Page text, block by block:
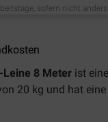
sofern nicht
Leine 8 Meter ist
20 kg und hat